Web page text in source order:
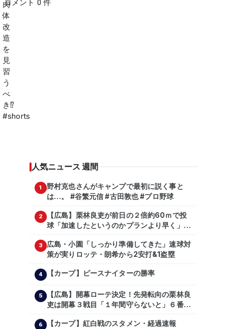
コメント 0 件
人気ニュース 週間
1
野村克也さんがキャンプで最初に説く事と
は…。 #谷繁元信 #古田敦也 #プロ野球
2
【広島】栗林良吏が前日の２倍約60ｍで投
球「加速したというのかプランより早く」自
3
広島・小園「しっかり準備してきた」速球対
策が実りロッテ・朗希から2安打&1盗塁
4 【カープ】ピースナイターの勝率
5
【広島】開幕ローテ決定！先発転向の栗林良
吏は開幕３戦目「１年間守らないと」６番手
6
【カープ】紅白戦のスタメン・経過速報